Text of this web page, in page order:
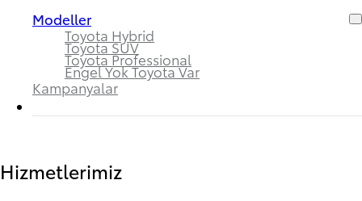
Modeller
Toyota Hybrid
Toyota SUV
Toyota Professional
Engel Yok Toyota Var
Kampanyalar
Hizmetlerimiz